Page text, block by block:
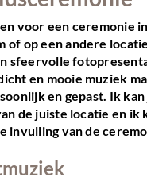
voor een ceremonie
of op een andere
sfeervolle
en mooie muziek
en gepast. Ik
de juiste locatie en ik
invulling van de